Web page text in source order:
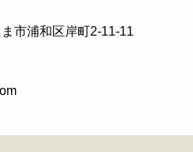
市浦和区岸町2-11-11